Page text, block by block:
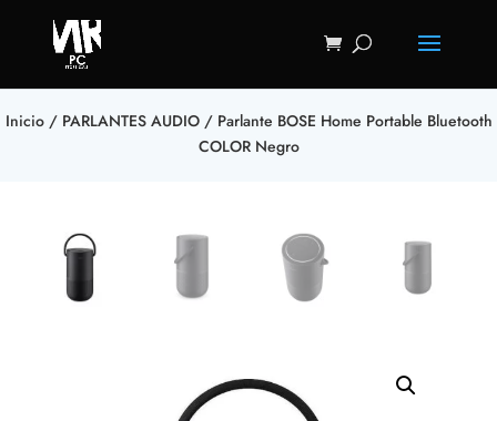
Inicio/ PARLANTES AUDIO/ Parlante BOSE Home Portable Bluetooth
COLOR Negro